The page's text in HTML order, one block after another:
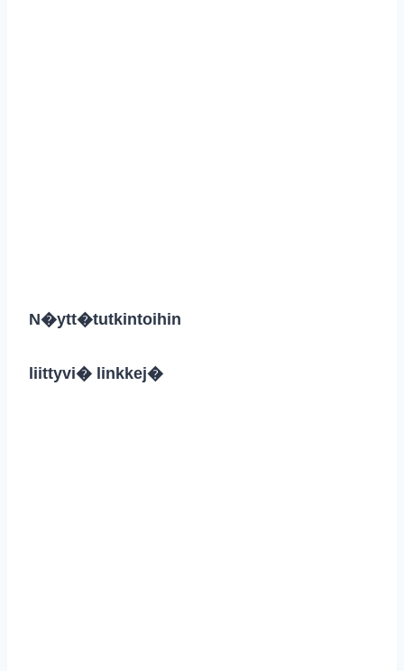
N�ytt�tutkintoihin
liittyvi� linkkej�